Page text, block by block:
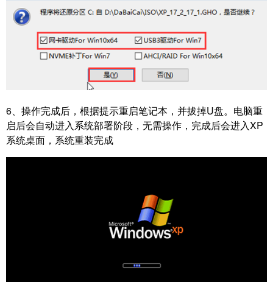
6、 操作完成后，根据提示重启笔记本，并拔掉U盘。 电脑重
启后会自动进入系统部署阶段，无需操作，完成后会进入XP
系统桌面，系统重装完成